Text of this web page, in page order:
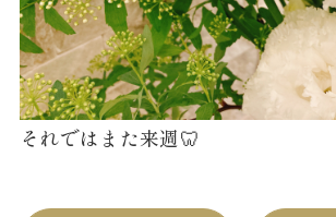
それではまた来週🦷